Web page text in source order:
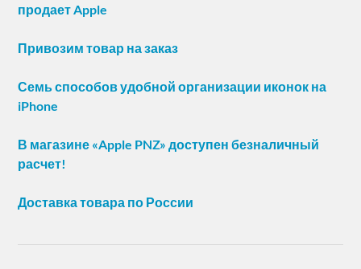
продает Apple
Привозим товар на заказ
Семь способов удобной организации иконок на
iPhone
В магазине «Apple PNZ» доступен безналичный
расчет!
Доставка товара по России